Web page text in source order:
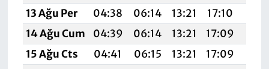
13 Ağu Per
04:38 06:14 13:21 17:10
14 Ağu Cum
04:39 06:14 13:21 17:09
15 Ağu Cts
04:41 06:15 13:21 17:09